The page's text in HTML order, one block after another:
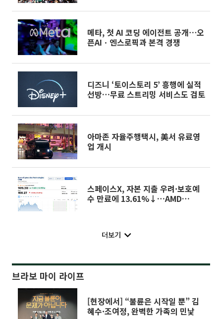
메타, 첫 AI 코딩 에이전트 공개⋯오
픈AIㆍ엔스로픽과 본격 경쟁
디즈니 ‘토이스토리 5’ 흥행에 실적
선방…무료 스트리밍 서비스도 검토
아마존 자율주행택시, 美서 유료영
업 개시
스페이스X, 자본 지출 우려·보호예
수 만료에 13.61%↓…AMD
더보기
브라보 마이 라이프
[현장에서] “불륜은 시작일 뿐” 김
혜수·조여정, 완벽한 가족의 민낯